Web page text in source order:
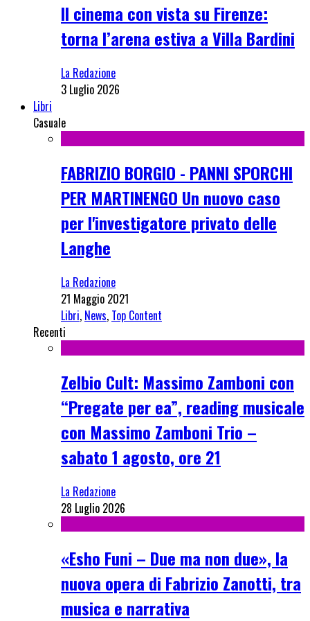
Il cinema con vista su Firenze:
torna l’arena estiva a Villa Bardini
La Redazione
3 Luglio 2026
Libri
Casuale
FABRIZIO BORGIO - PANNI SPORCHI
PER MARTINENGO Un nuovo caso
per l'investigatore privato delle
Langhe
La Redazione
21 Maggio 2021
Libri, News, Top Content
Recenti
Zelbio Cult: Massimo Zamboni con
“Pregate per ea”, reading musicale
con Massimo Zamboni Trio –
sabato 1 agosto, ore 21
La Redazione
28 Luglio 2026
«Esho Funi – Due ma non due», la
nuova opera di Fabrizio Zanotti, tra
musica e narrativa